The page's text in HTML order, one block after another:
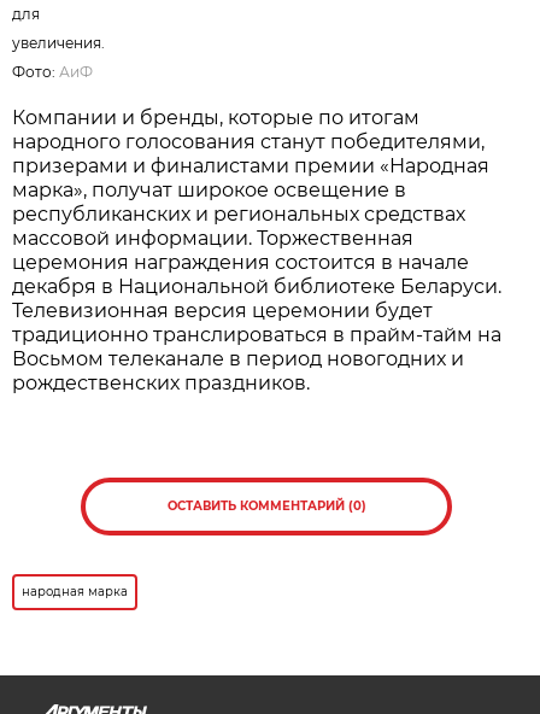
для
увеличения.
Фото:АиФ
Компании и бренды, которые по итогам
народного голосования станут победителями,
призерами и финалистами премии «Народная
марка», получат широкое освещение в
республиканских и региональных средствах
массовой информации. Торжественная
церемония награждения состоится в начале
декабря в Национальной библиотеке Беларуси.
Телевизионная версия церемонии будет
традиционно транслироваться в прайм-тайм на
Восьмом телеканале в период новогодних и
рождественских праздников.
ОСТАВИТЬ КОММЕНТАРИЙ (0)
народная марка